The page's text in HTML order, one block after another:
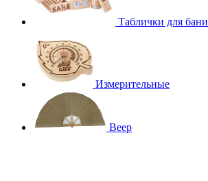
Таблички для бани
Измерительные
Веер